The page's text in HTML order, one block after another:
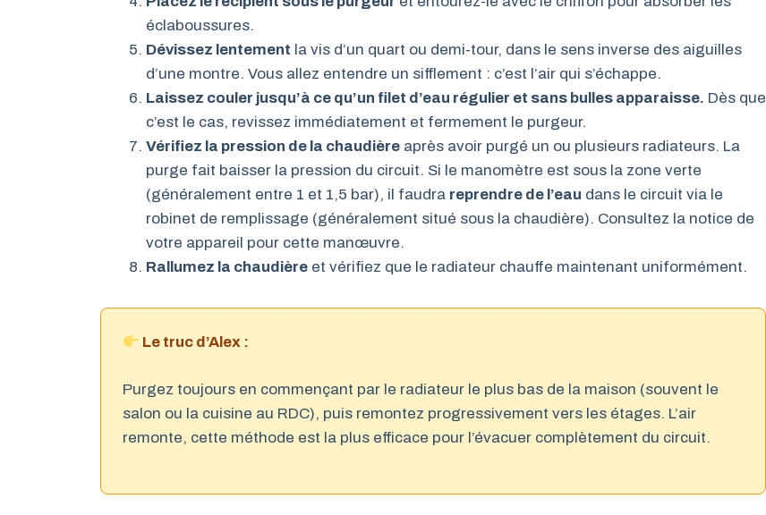
éclaboussures.
Dévissez lentement la vis d’un quart ou demi-tour, dans le sens inverse des aiguilles
d’une montre. Vous allez entendre un sifflement : c’est l’air qui s’échappe.
Laissez couler jusqu’à ce qu’un filet d’eau régulier et sans bulles apparaisse. Dès que
c’est le cas, revissez immédiatement et fermement le purgeur.
Vérifiez la pression de la chaudière après avoir purgé un ou plusieurs radiateurs. La
purge fait baisser la pression du circuit. Si le manomètre est sous la zone verte
(généralement entre 1 et 1,5 bar), il faudra reprendre de l’eau dans le circuit via le
robinet de remplissage (généralement situé sous la chaudière). Consultez la notice de
votre appareil pour cette manœuvre.
Rallumez la chaudière et vérifiez que le radiateur chauffe maintenant uniformément.
Le truc d’Alex :
Purgez toujours en commençant par le radiateur le plus bas de la maison (souvent le
salon ou la cuisine au RDC), puis remontez progressivement vers les étages. L’air
remonte, cette méthode est la plus efficace pour l’évacuer complètement du circuit.